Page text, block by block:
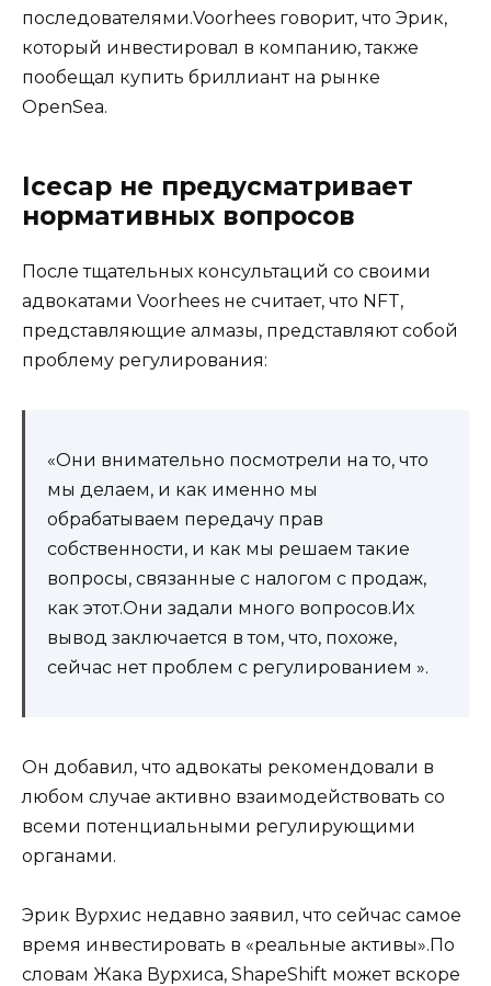
последователями.Voorhees говорит, что Эрик,
который инвестировал в компанию, также
пообещал купить бриллиант на рынке
OpenSea.
Icecap не предусматривает
нормативных вопросов
После тщательных консультаций со своими
адвокатами Voorhees не считает, что NFT,
представляющие алмазы, представляют собой
проблему регулирования:
«Они внимательно посмотрели на то, что
мы делаем, и как именно мы
обрабатываем передачу прав
собственности, и как мы решаем такие
вопросы, связанные с налогом с продаж,
как этот.Они задали много вопросов.Их
вывод заключается в том, что, похоже,
сейчас нет проблем с регулированием ».
Он добавил, что адвокаты рекомендовали в
любом случае активно взаимодействовать со
всеми потенциальными регулирующими
органами.
Эрик Вурхис недавно заявил, что сейчас самое
время инвестировать в «реальные активы».По
словам Жака Вурхиса, ShapeShift может вскоре